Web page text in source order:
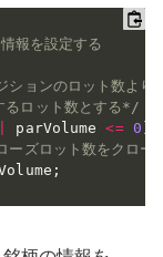
報を設定する
ョンのロット数より
るロット数とする*/
parVolume <= 0
ズロット数をクロー
;